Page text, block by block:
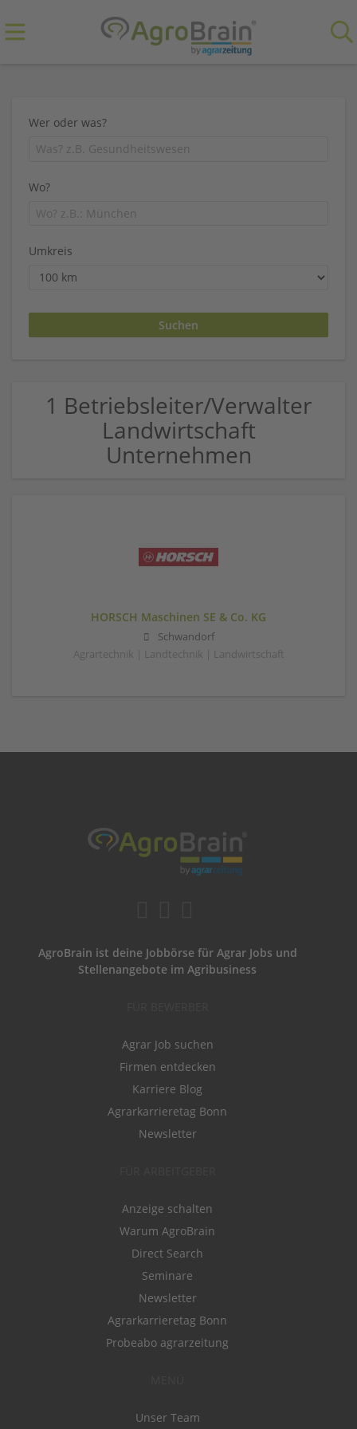
Wer oder was?
Wo?
Umkreis
1 Betriebsleiter/Verwalter
Landwirtschaft
Unternehmen
HORSCH Maschinen SE & Co. KG
Schwandorf
Agrartechnik | Landtechnik | Landwirtschaft
AgroBrain ist deine Jobbörse für Agrar Jobs und
Stellenangebote im Agribusiness
Agrar Job suchen
Firmen entdecken
Karriere Blog
Agrarkarrieretag Bonn
Newsletter
Anzeige schalten
Warum AgroBrain
Direct Search
Seminare
Newsletter
Agrarkarrieretag Bonn
Probeabo agrarzeitung
Unser Team